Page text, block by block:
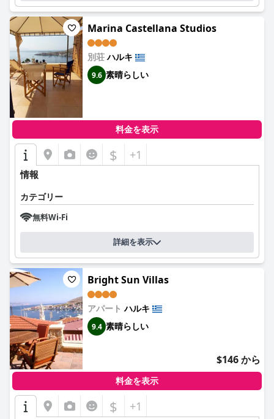
Marina Castellana Studios
別荘ハルキ
9.6 素晴らしい
料金を表示
$ +1
情報
カテゴリー
無料Wi-Fi
詳細を表示
Bright Sun Villas
アパートハルキ
9.4 素晴らしい
$146 から
料金を表示
$ +1